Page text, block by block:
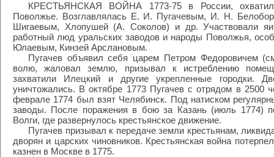
КРЕСТЬЯНСКАЯ ВОЙНА 1773-75 в России,
Поволжье. Возглавлялась Е. И. Пугачевым, И. Н.
Шигаевым, Хлопушей (А. Соколов) и др. Участвовали
работный люд уральских заводов и народы Поволжья,
Юлаевым, Кинзей Арслановым.
Пугачев объявил себя царем Петром Федоровичем
волю, жаловал землю, призывал к истреблению
захватили Илецкий и другие укрепленные городки.
уничтожались. В октябре 1773 Пугачев с отрядом в 2500
феврале 1774 был взят Челябинск. Под натиском
заводы. После поражения в бою за Казань (июль 1774)
Волги, где развернулось крестьянское движение.
Пугачев призывал к передаче земли крестьянам,
дворян и царских чиновников. Крестьянская война
казнен в Москве в 1775.